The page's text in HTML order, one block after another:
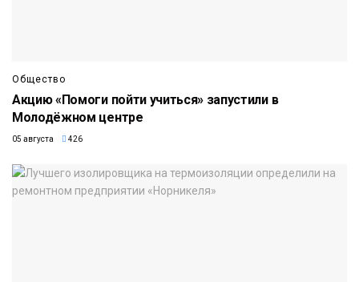
Общество
Акцию «Помоги пойти учиться» запустили в
Молодёжном центре
05 августа 426